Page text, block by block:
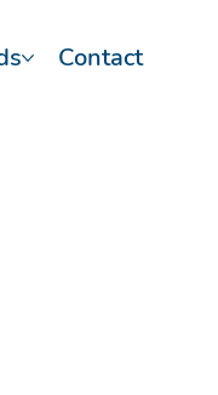
Contact